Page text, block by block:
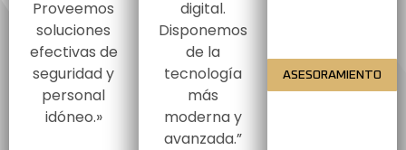
Proveemos
soluciones
efectivas de
seguridad y
personal
idóneo.»
digital.
Disponemos
de la
tecnología
más
moderna y
avanzada.”
ASESORAMIENTO